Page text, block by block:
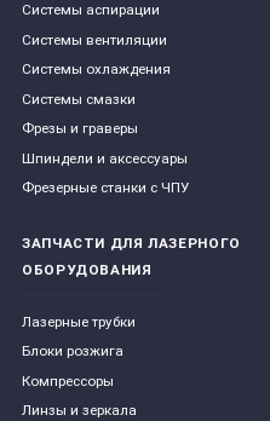
Системы аспирации
Системы вентиляции
Системы охлаждения
Системы смазки
Фрезы и граверы
Шпиндели и аксессуары
Фрезерные станки с ЧПУ
ЗАПЧАСТИ ДЛЯ ЛАЗЕРНОГО
ОБОРУДОВАНИЯ
Лазерные трубки
Блоки розжига
Компрессоры
Линзы и зеркала